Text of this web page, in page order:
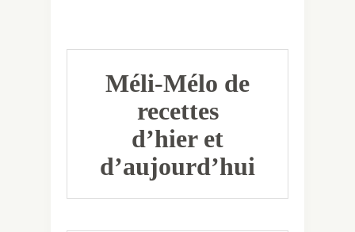
Méli-Mélo de
recettes
d’hier et
d’aujourd’hui